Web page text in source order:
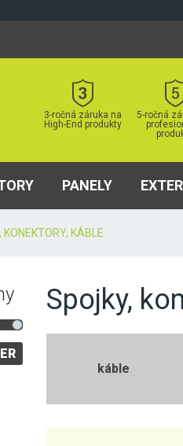
3-ročná záruka na
High-End produkty
5-ročná
PANELY
KONEKTORY, KÁBLE
Spojky,
káble